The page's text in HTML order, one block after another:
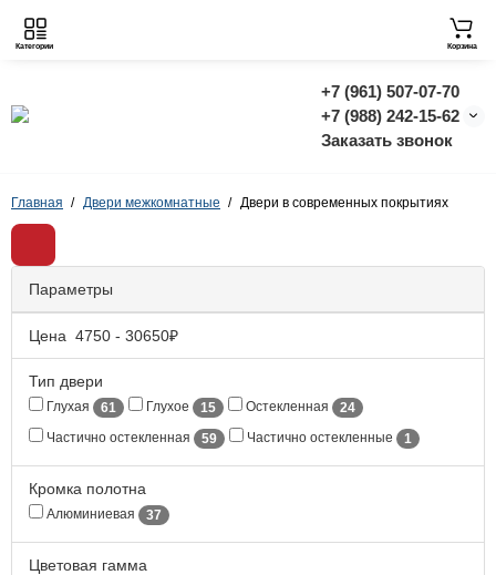
+7 (961) 507-07-70
+7 (988) 242-15-62
Заказать звонок
Категории Корзина
Главная Двери межкомнатные Двери в современных покрытиях
Параметры
Цена 4750 - 30650₽
Тип двери
Глухая 61 Глухое 15 Остекленная
24
Частично остекленная
59 Частично остекленные 1
Кромка полотна
Алюминиевая 37
Цветовая гамма